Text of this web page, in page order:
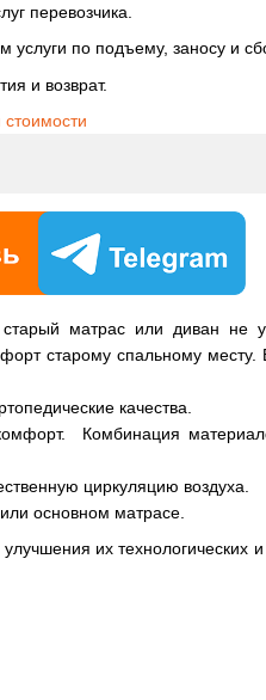
перевозчика.
услуги по подъему, заносу и
и возврат.
матрас или диван не
старому спальному месту.
качества.
Комбинация
циркуляцию воздуха.
основном матрасе.
их технологических